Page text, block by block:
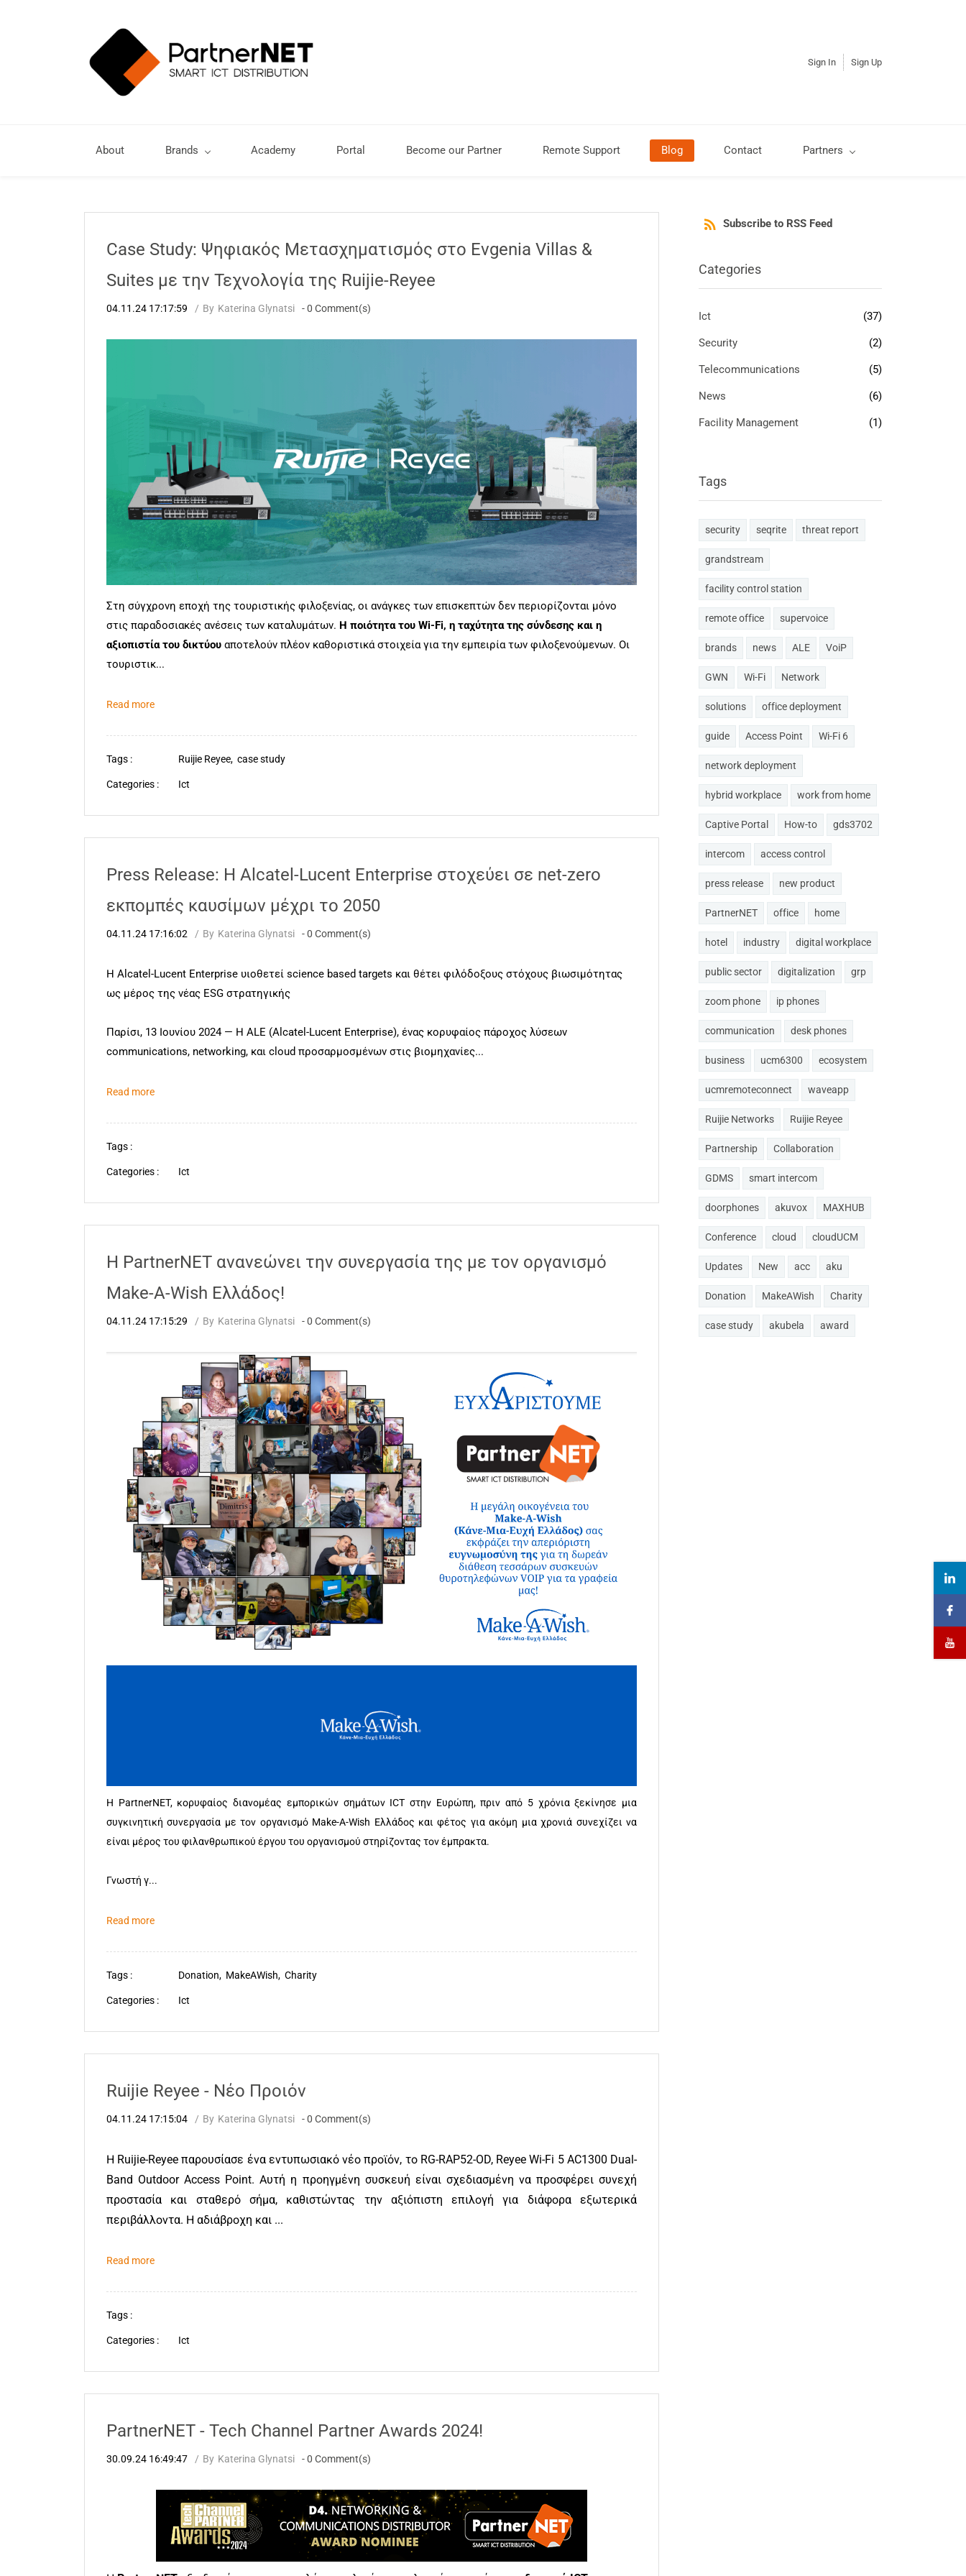
Sign In Sign Up
About Brands Academy Portal Become our Partner Remote Support Blog Contact Partners
Case Study: Ψηφιακός Μετασχηματισμός στο Evgenia Villas &
Suites με την Τεχνολογία της Ruijie-Reyee
04.11.24 17:17:59 By Katerina Glynatsi -0 Comment(s)
Στη σύγχρονη εποχή της τουριστικής φιλοξενίας, οι ανάγκες των επισκεπτών δεν περιορίζονται μόνο
στις παραδοσιακές ανέσεις των καταλυμάτων. Η ποιότητα του Wi-Fi, η ταχύτητα της σύνδεσης και η
αξιοπιστία του δικτύου αποτελούν πλέον καθοριστικά στοιχεία για την εμπειρία των φιλοξενούμενων. Οι
τουριστικ...
Read more
Tags : Ruijie Reyee, case study
Categories : Ict
Press Release: Η Alcatel-Lucent Enterprise στοχεύει σε net-zero
εκπομπές καυσίμων μέχρι το 2050
04.11.24 17:16:02 By Katerina Glynatsi -0 Comment(s)
Η Alcatel-Lucent Enterprise υιοθετεί science based targets και θέτει φιλόδοξους στόχους βιωσιμότητας
ως μέρος της νέας ESG στρατηγικής
Παρίσι, 13 Ιουνίου 2024 — Η ALE (Alcatel-Lucent Enterprise), ένας κορυφαίος πάροχος λύσεων
communications, networking, και cloud προσαρμοσμένων στις βιομηχανίες...
Read more
Tags :
Categories : Ict
Η PartnerNET ανανεώνει την συνεργασία της με τον οργανισμό
Make-A-Wish Ελλάδoς!
04.11.24 17:15:29 By Katerina Glynatsi -0 Comment(s)
Η PartnerNET, κορυφαίος διανομέας εμπορικών σημάτων ICT στην Ευρώπη, πριν από 5 χρόνια ξεκίνησε μια
συγκινητική συνεργασία με τον οργανισμό Make-A-Wish Ελλάδος και φέτος για ακόμη μια χρονιά συνεχίζει να
είναι μέρος του φιλανθρωπικού έργου του οργανισμού στηρίζοντας τον έμπρακτα.
Γνωστή γ...
Read more
Tags : Donation, MakeAWish, Charity
Categories : Ict
Ruijie Reyee - Nέο Προιόν
04.11.24 17:15:04 By Katerina Glynatsi -0 Comment(s)
Η Ruijie-Reyee παρουσίασε ένα εντυπωσιακό νέο προϊόν, το RG-RAP52-OD, Reyee Wi-Fi 5 AC1300 Dual-
Band Outdoor Access Point. Αυτή η προηγμένη συσκευή είναι σχεδιασμένη να προσφέρει συνεχή
προστασία και σταθερό σήμα, καθιστώντας την αξιόπιστη επιλογή για διάφορα εξωτερικά
περιβάλλοντα. Η αδιάβροχη και ...
Read more
Tags :
Categories : Ict
PartnerNET - Tech Channel Partner Awards 2024!
30.09.24 16:49:47 By Katerina Glynatsi -0 Comment(s)
Subscribe to RSS Feed
Categories
Ict (37)
Security (2)
Telecommunications (5)
News (6)
Facility Management (1)
Tags
security seqrite threat report
grandstream
facility control station
remote office supervoice
brands news ALE VoiP
GWN Wi-Fi Network
solutions office deployment
guide Access Point Wi-Fi 6
network deployment
hybrid workplace work from home
Captive Portal How-to gds3702
intercom access control
press release new product
PartnerNET office home
hotel industry digital workplace
public sector digitalization grp
zoom phone ip phones
communication desk phones
business ucm6300 ecosystem
ucmremoteconnect waveapp
Ruijie Networks Ruijie Reyee
Partnership Collaboration
GDMS smart intercom
doorphones akuvox MAXHUB
Conference cloud cloudUCM
Updates New acc aku
Donation MakeAWish Charity
case study akubela award